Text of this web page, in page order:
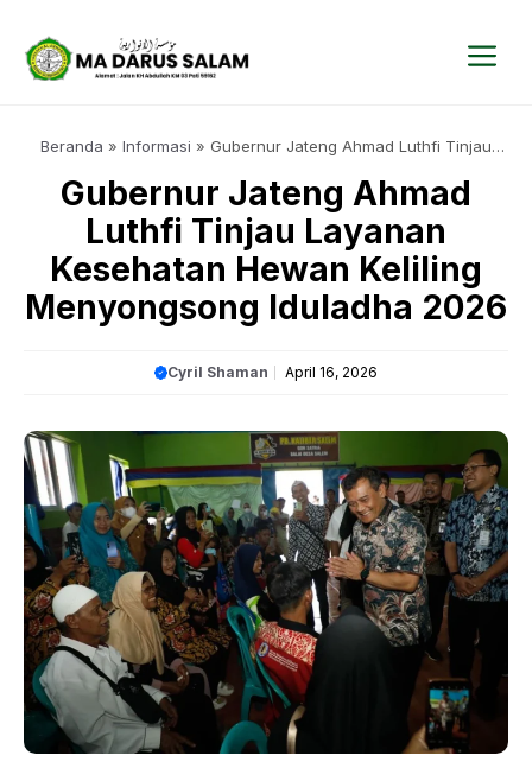
Beranda » Informasi » Gubernur Jateng Ahmad Luthfi Tinjau
Gubernur Jateng Ahmad
Luthfi Tinjau Layanan
Kesehatan Hewan Keliling
Menyongsong Iduladha 2026
Cyril Shaman April 16, 2026